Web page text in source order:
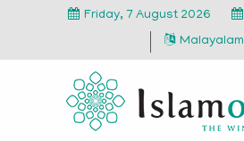
Friday, 7 August 2026
Malayalam